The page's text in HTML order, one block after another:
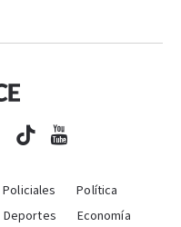
Policiales
Política
Deportes
Economía